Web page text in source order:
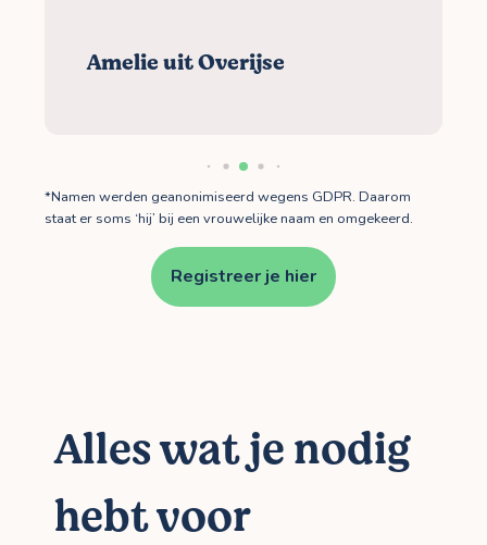
Amelie uit Overijse
*Namen werden geanonimiseerd wegens GDPR. Daarom
staat er soms ‘hij’ bij een vrouwelijke naam en omgekeerd.
Registreer je hier
Alles wat je nodig
hebt voor